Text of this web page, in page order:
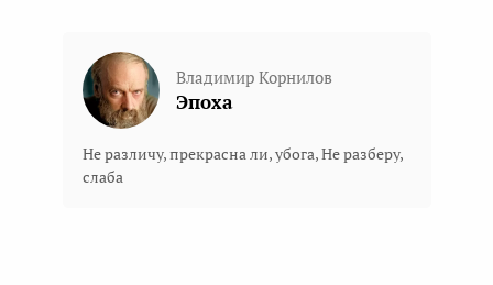
Владимир Корнилов
Эпоха
Не различу, прекрасна ли, убога, Не разберу,
слаба